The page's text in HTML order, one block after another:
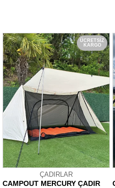
ÇADIRLAR
CAMPOUT MERCURY ÇADIR
ÜCRETSIZ
KARGO